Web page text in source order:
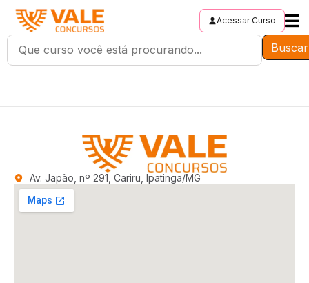
Acessar Curso
Buscar
Av. Japão, nº 291, Cariru, Ipatinga/MG